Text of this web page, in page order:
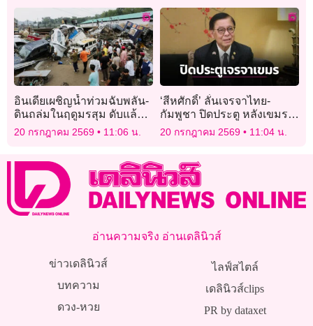
อินเดียเผชิญน้ำท่วมฉับพลัน-
ดินถล่มในฤดูมรสุม ดับแล้ว
อย่างน้อย 19 ศพ
20 กรกฎาคม 2569 11:06 น.
​‘สีหศักดิ์’ ลั่นเจรจาไทย-
กัมพูชา ปิดประตู หลังเขมร
เข้า UNCLOS ทำเจรจา
เขตแดนทางบกลำบาก
20 กรกฎาคม 2569 11:04 น.
อ่านความจริง อ่านเดลินิวส์
ข่าวเดลินิวส์
บทความ
ดวง-หวย
ไลฟ์สไตล์
เดลินิวส์clips
PR by dataxet